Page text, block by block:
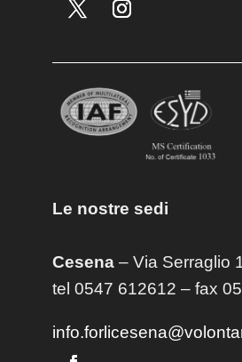
Le nostre sedi
Cesena– Via Serraglio
tel 0547 612612 – fax